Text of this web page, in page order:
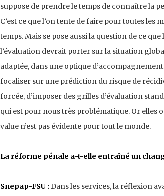
suppose de prendre le temps de connaître la
C’est ce que l’on tente de faire pour toutes
temps. Mais se pose aussi la question de ce
l’évaluation devrait porter sur la situation
adaptée, dans une optique
focaliser sur une prédiction du risque de
forcée, d’imposer des grilles d’évaluation
qui est pour nous très problématique. Or elles
value n’est pas évidente pour tout le monde.
La réforme pénale a-t-elle entraîné un
Snepap-FSU : Dans les services, la réflexion